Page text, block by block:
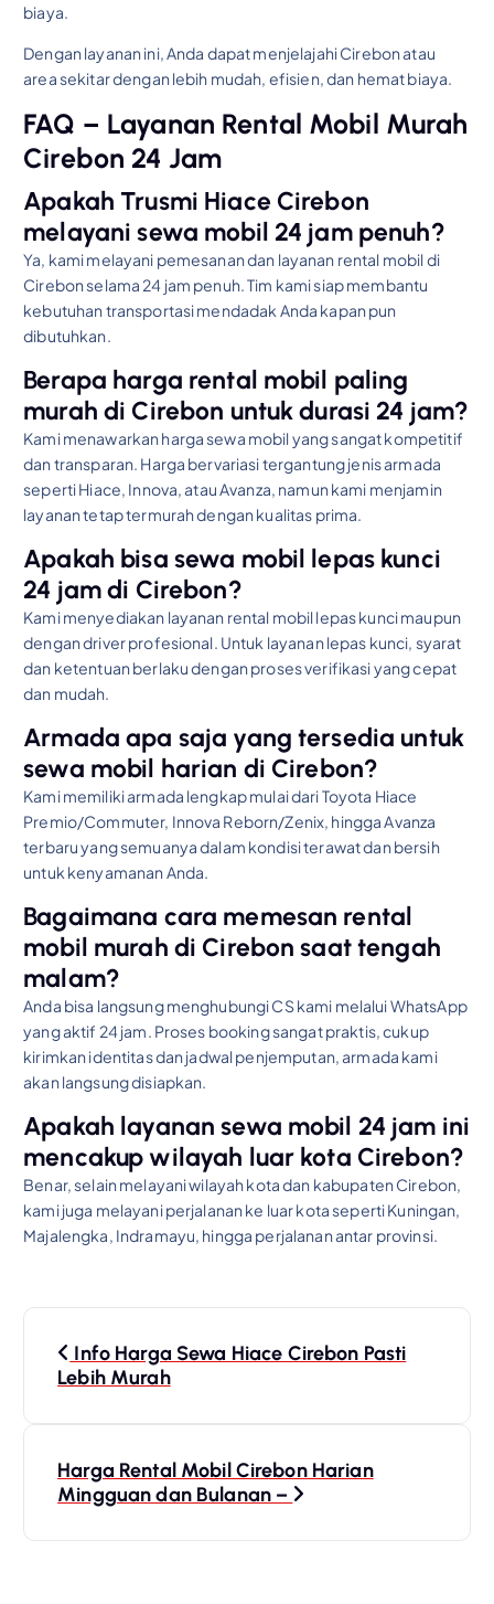
biaya.
Dengan layanan ini, Anda dapat menjelajahi Cirebon atau
area sekitar dengan lebih mudah, efisien, dan hemat biaya.
FAQ – Layanan Rental Mobil Murah
Cirebon 24 Jam
Apakah Trusmi Hiace Cirebon
melayani sewa mobil 24 jam penuh?
Ya, kami melayani pemesanan dan layanan rental mobil di
Cirebon selama 24 jam penuh. Tim kami siap membantu
kebutuhan transportasi mendadak Anda kapan pun
dibutuhkan.
Berapa harga rental mobil paling
murah di Cirebon untuk durasi 24 jam?
Kami menawarkan harga sewa mobil yang sangat kompetitif
dan transparan. Harga bervariasi tergantung jenis armada
seperti Hiace, Innova, atau Avanza, namun kami menjamin
layanan tetap termurah dengan kualitas prima.
Apakah bisa sewa mobil lepas kunci
24 jam di Cirebon?
Kami menyediakan layanan rental mobil lepas kunci maupun
dengan driver profesional. Untuk layanan lepas kunci, syarat
dan ketentuan berlaku dengan proses verifikasi yang cepat
dan mudah.
Armada apa saja yang tersedia untuk
sewa mobil harian di Cirebon?
Kami memiliki armada lengkap mulai dari Toyota Hiace
Premio/Commuter, Innova Reborn/Zenix, hingga Avanza
terbaru yang semuanya dalam kondisi terawat dan bersih
untuk kenyamanan Anda.
Bagaimana cara memesan rental
mobil murah di Cirebon saat tengah
malam?
Anda bisa langsung menghubungi CS kami melalui WhatsApp
yang aktif 24 jam. Proses booking sangat praktis, cukup
kirimkan identitas dan jadwal penjemputan, armada kami
akan langsung disiapkan.
Apakah layanan sewa mobil 24 jam ini
mencakup wilayah luar kota Cirebon?
Benar, selain melayani wilayah kota dan kabupaten Cirebon,
kami juga melayani perjalanan ke luar kota seperti Kuningan,
Majalengka, Indramayu, hingga perjalanan antar provinsi.
Info Harga Sewa Hiace Cirebon Pasti
Lebih Murah
Harga Rental Mobil Cirebon Harian
Mingguan dan Bulanan –